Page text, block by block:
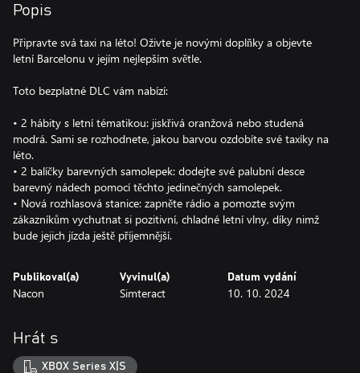
Popis
Připravte svá taxi na léto! Oživte je novými doplňky a objevte
letní Barcelonu v jejím nejlepším světle.
Toto bezplatné DLC vám nabízí:
• 2 hábity s letní tématikou: jiskřivá oranžová nebo studená
modrá. Sami se rozhodnete, jakou barvou ozdobíte své taxíky na
léto.
• 2 balíčky barevných samolepek: dodejte své palubní desce
barevný nádech pomocí těchto jedinečných samolepek.
• Nová rozhlasová stanice: zapněte rádio a pomozte svým
zákazníkům vychutnat si pozitivní, chladné letní vlny, díky nimž
bude jejich jízda ještě příjemnější.
Publikoval(a)
Nacon
Vyvinul(a)
Simteract
Datum vydání
10. 10. 2024
Hrát s
XBOX Series X|S